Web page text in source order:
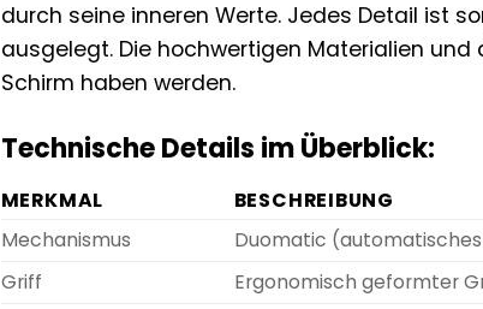
durch seine inneren Werte. Jedes Detail ist
ausgelegt. Die hochwertigen Materialien
Schirm haben werden.
Technische Details im Überblick:
MERKMAL
BESCHREIBUNG
Mechanismus
Duomatic
Griff
Ergonomisch geformter